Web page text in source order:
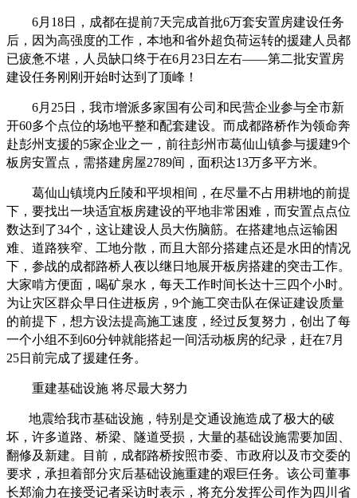
6月18日，成都在提前7天完成首批6万套安置房建设任务
后，因为高强度的工作，本地和省外超负荷运转的援建人员都
已疲惫不堪，人员缺口终于在6月23日左右——第二批安置房
建设任务刚刚开始时达到了顶峰！
6月25日，我市增派多家国有公司和民营企业参与全市新
开60多个点位的场地平整和配套建设。而成都路桥作为领命奔
赴彭州支援的5家企业之一，前往彭州市葛仙山镇参与援建9个
板房安置点，需搭建房屋2789间，面积达13万多平方米。
葛仙山镇境内丘陵和平坝相间，在尽量不占用耕地的前提
下，要找出一块适宜板房建设的平地非常困难，而安置点点位
数达到了34个，这让建设人员大伤脑筋。在搭建地点运输困
难、道路狭窄、工地分散，而且大部分搭建点还是水田的情况
下，参战的成都路桥人夜以继日地展开板房搭建的突击工作。
大家啃方便面，喝矿泉水，每天工作时间长达十三四个小时。
为让灾区群众早日住进板房，9个施工突击队在保证建设质量
的前提下，想方设法提高施工速度，经过反复努力，创出了每
一个小组不到60分钟就能搭起一间活动板房的纪录，赶在7月
25日前完成了援建任务。
重建基础设施 将尽最大努力
地震给我市基础设施，特别是交通设施造成了极大的破
坏，许多道路、桥梁、隧道受损，大量的基础设施需要加固、
翻修及新建。目前，成都路桥按照市委、市政府以及市交委的
要求，承担着部分灾后基础设施重建的艰巨任务。该公司董事
长郑渝力在接受记者采访时表示，将充分发挥公司作为四川省